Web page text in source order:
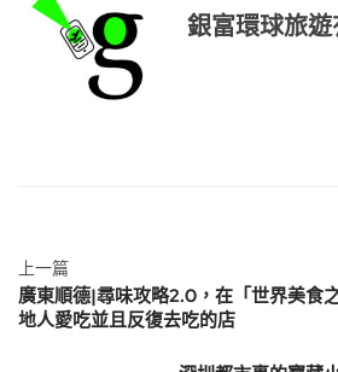
銀富環球旅遊
上一篇
廣東順德|尋味攻略2.0，在「世界美食
地人愛吃並且反復去吃的店